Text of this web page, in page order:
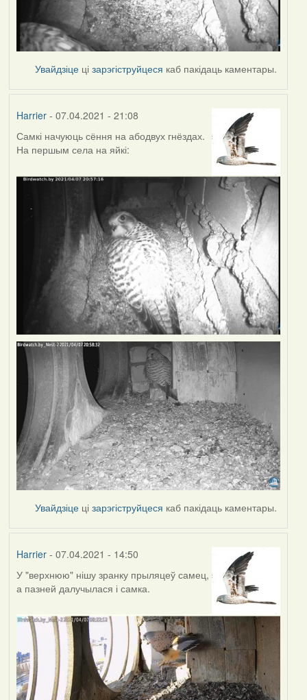
Увайдзіце цізарэгіструйцеся каб пакідаць каментары.
Harrier- 07.04.2021 - 21:08
Самкі начуюць сёння на абодвух гнёздах.
На першым села на яйкі:
Увайдзіце цізарэгіструйцеся каб пакідаць каментары.
Harrier- 07.04.2021 - 14:50
У "верхнюю" нішу зранку прыляцеў самец,
а пазней далучылася і самка.